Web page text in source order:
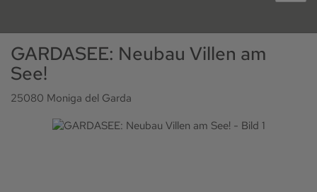
GARDASEE: Neubau Villen am
See!
25080 Moniga del Garda